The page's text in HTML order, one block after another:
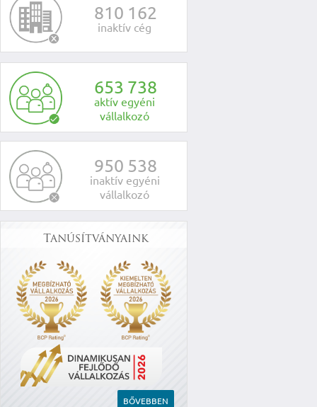
810 162
inaktív cég
653 738
aktív egyéni
vállalkozó
950 538
inaktív egyéni
vállalkozó
Tanúsítványaink
BŐVEBBEN